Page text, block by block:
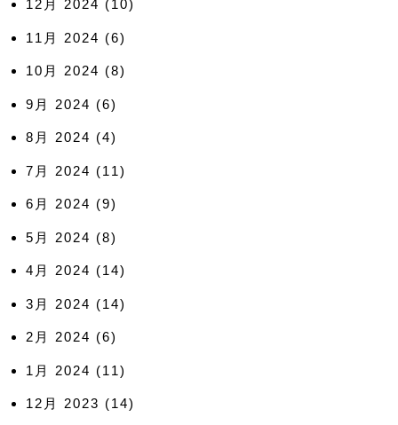
12月 2024 (10)
11月 2024 (6)
10月 2024 (8)
9月 2024 (6)
8月 2024 (4)
7月 2024 (11)
6月 2024 (9)
5月 2024 (8)
4月 2024 (14)
3月 2024 (14)
2月 2024 (6)
1月 2024 (11)
12月 2023 (14)